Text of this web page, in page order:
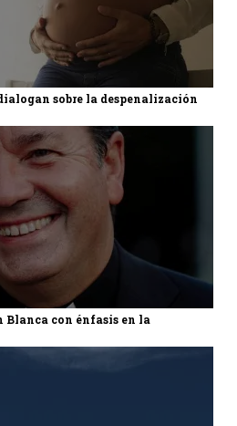
sobre la despenalización
Blanca con énfasis en la